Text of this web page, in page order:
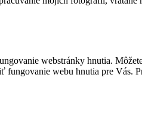
webstránky hnutia.
webu hnutia pre Vás.